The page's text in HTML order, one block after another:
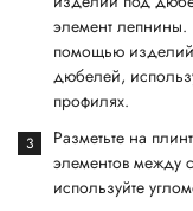
элемент лепнины.
помощью
дюбелей,
профилях.
Разметьте на
элементов между
используйте